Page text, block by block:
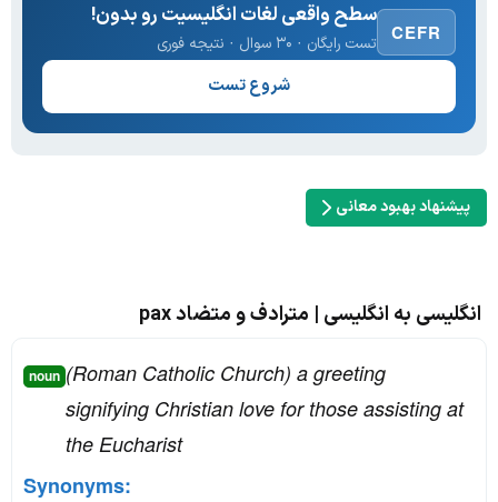
CEFR
سطح واقعی لغات انگلیسیت رو بدون!
تست رایگان · ۳۰ سوال · نتیجه فوری
شروع تست
پیشنهاد بهبود معانی
انگلیسی به انگلیسی | مترادف و متضاد pax
noun (Roman Catholic Church) a greeting
signifying Christian love for those assisting at
the Eucharist
Synonyms: